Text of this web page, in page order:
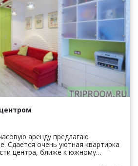
аренду предлагаю
Сдается очень уютная квартирка
центра, ближе к южному